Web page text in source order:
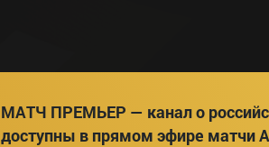
МАТЧ ПРЕМЬЕР — канал о
доступны в прямом эфире матчи